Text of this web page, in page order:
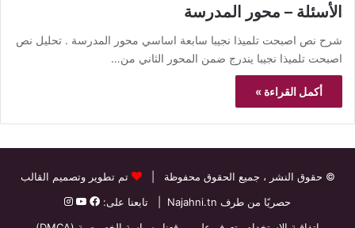
الأسئلة – محور المدرسة
شرح نص اصبحت تلميذا نجيبا سابعة اساسي محور المدرسة . تحليل نص
اصبحت تلميذا نجيبا يندرج ضمن المحور الثاني من…
أكمل القراءة »
© حقوق النشر ، جميع الحقوق محفوظة |
تم تطوير وتصميم القالب
حصريًا من طرف Najahni.tn | تابعنا على: